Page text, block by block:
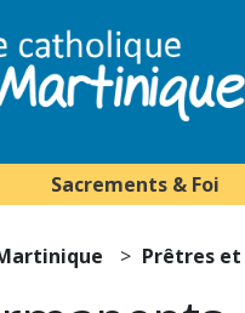
Sacrements & Foi
Prêtres